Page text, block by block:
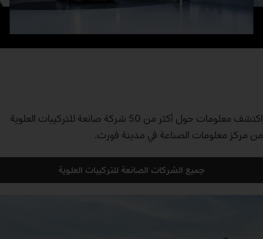
اكتشف معلومات حول أكثر من 50 شركة صانعة للتركيبات العلوية
من مركز معلومات الصناعة في مدينة فورث.
جميع الشركات الصانعة للتركيبات العلوية